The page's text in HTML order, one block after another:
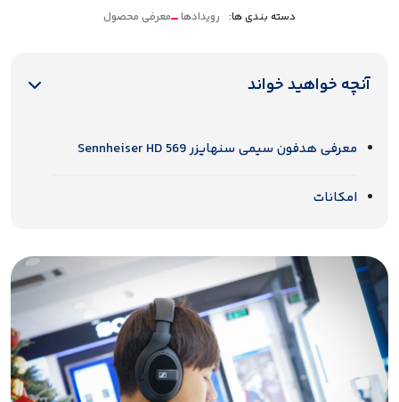
دسته بندی ها: رویدادها معرفی محصول
آنچه خواهید خواند
معرفی هدفون سیمی سنهایزر Sennheiser HD 569
امکانات